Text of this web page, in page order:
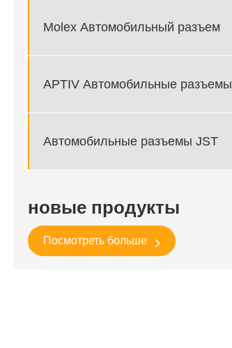
Molex Автомобильный разъем
APTIV Автомобильные разъемы
Автомобильные разъемы JST
новые продукты
Посмотреть больше